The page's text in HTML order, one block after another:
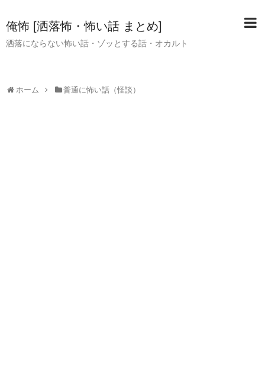
俺怖 [洒落怖・怖い話 まとめ]
洒落にならない怖い話・ゾッとする話・オカルト
ホーム 普通に怖い話（怪談）